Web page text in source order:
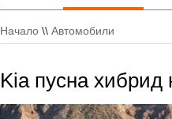
Начало \\ Автомобили
Kia пусна хибрид